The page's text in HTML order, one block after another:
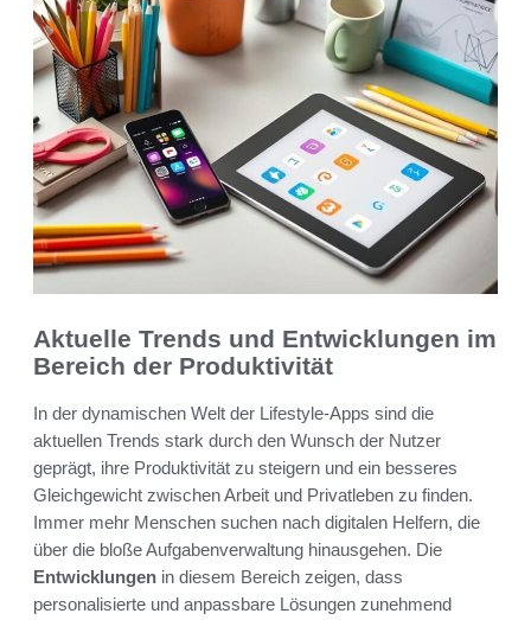
Aktuelle Trends und Entwicklungen im
Bereich der Produktivität
In der dynamischen Welt der Lifestyle-Apps sind die
aktuellen Trends stark durch den Wunsch der Nutzer
geprägt, ihre Produktivität zu steigern und ein besseres
Gleichgewicht zwischen Arbeit und Privatleben zu finden.
Immer mehr Menschen suchen nach digitalen Helfern, die
über die bloße Aufgabenverwaltung hinausgehen. Die
Entwicklungen in diesem Bereich zeigen, dass
personalisierte und anpassbare Lösungen zunehmend